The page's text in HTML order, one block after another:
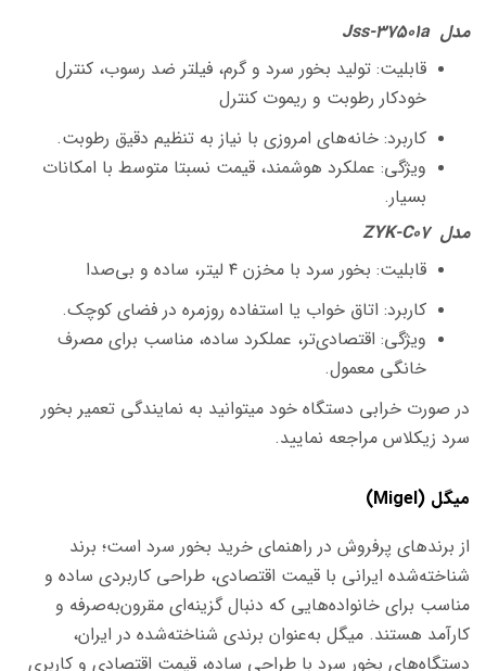
مدل Jss-37501a
قابلیت: تولید بخور سرد و گرم، فیلتر ضد رسوب، کنترل
خودکار رطوبت و ریموت کنترل
کاربرد: خانه‌های امروزی با نیاز به تنظیم دقیق رطوبت.
ویژگی: عملکرد هوشمند، قیمت نسبتا متوسط با امکانات
بسیار.
مدل ZYK-C07
قابلیت: بخور سرد با مخزن ۴ لیتر، ساده و بی‌صدا
کاربرد: اتاق خواب یا استفاده روزمره در فضای کوچک.
ویژگی: اقتصادی‌تر، عملکرد ساده، مناسب برای مصرف
خانگی معمول.
در صورت خرابی دستگاه خود میتوانید به نمایندگی تعمیر بخور
سرد زیکلاس مراجعه نمایید.
میگل (Migel)
از برندهای پرفروش در راهنمای خرید بخور سرد است؛ برند
شناخته‌شده ایرانی با قیمت اقتصادی، طراحی کاربردی ساده و
مناسب برای خانواده‌هایی که دنبال گزینه‌ای مقرون‌به‌صرفه و
کارآمد هستند. میگل به‌عنوان برندی شناخته‌شده در ایران،
دستگاه‌های بخور سرد با طراحی ساده، قیمت اقتصادی و کاربری